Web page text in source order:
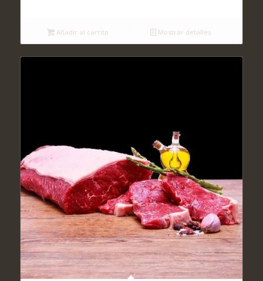
Añadir al carrito Mostrar detalles